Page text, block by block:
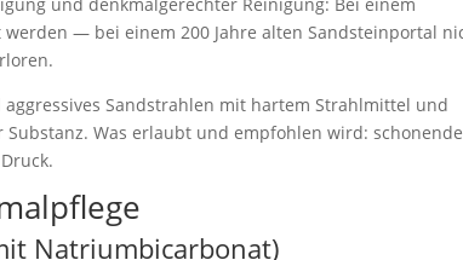
— bei einem 200 Jahre alten Sandsteinportal
Sandstrahlen mit hartem Strahlmittel und
Was erlaubt und empfohlen wird: schonende
Natriumbicarbonat)